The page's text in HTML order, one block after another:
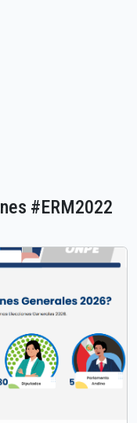
#ERM2022